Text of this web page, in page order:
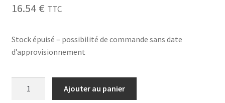
16.54 € TTC
Stock épuisé – possibilité de commande sans date
d’approvisionnement
Ajouter au panier